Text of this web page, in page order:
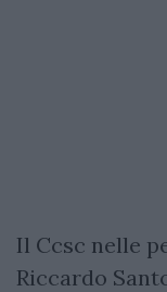
Il Ccsc nelle
Riccardo